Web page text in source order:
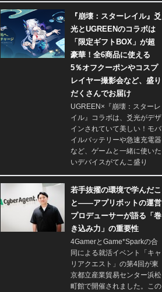
『崩壊：スターレイル』爻
光とUGREENのコラボは
「限定ギフトBOX」が超
豪華！全6商品に使える
5％オフクーポンやコスプ
レイヤー撮影会など、盛り
だくさんでお届け
UGREEN×『崩壊：スターレ
イル』コラボは、爻光がデザ
インされていて美しい！モバ
イルバッテリーや急速充電器
など、ゲームと一緒に使いた
いデバイスがてんこ盛り
若手抜擢の環境で学んだこ
と――アプリボットの運営
プロデューサーが語る「巻
き込み力」の重要性
4GamerとGame*Sparkの合
同による就活イベント「キャ
リアクエスト」の第4回が東
京都立産業貿易センター浜松
町館で開催されました。この